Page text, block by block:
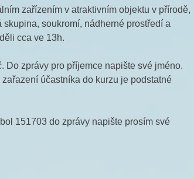
zařízením v atraktivním objektu v přírodě,
soukromí, nádherné prostředí a
cca ve 13h.
Do zprávy pro příjemce napište své jméno.
účastníka do kurzu je podstatné
151703 do zprávy napište prosím své